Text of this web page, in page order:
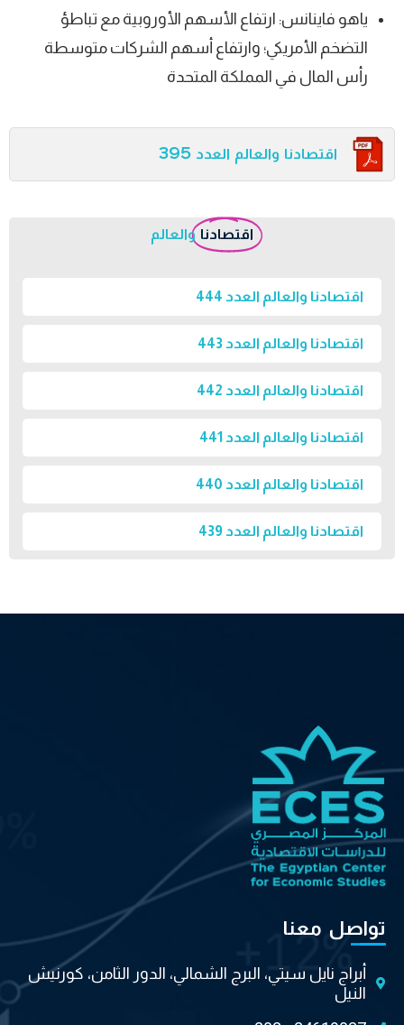
ياهو فاينانس: ارتفاع الأسهم الأوروبية مع تباطؤ
التضخم الأمريكي؛ وارتفاع أسهم الشركات متوسطة
رأس المال في المملكة المتحدة
اقتصادنا والعالم العدد 395
اقتصادنا والعالم
اقتصادنا والعالم العدد 444
اقتصادنا والعالم العدد 443
اقتصادنا والعالم العدد 442
اقتصادنا والعالم العدد 441
اقتصادنا والعالم العدد 440
اقتصادنا والعالم العدد 439
تواصل معنا
أبراج نايل سيتي، البرج الشمالي، الدور الثامن، كورنيش
النيل